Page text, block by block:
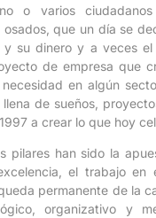
o varios
que un día se
su dinero y a veces el
de empresa que
necesidad en algún
de sueños,
a crear lo que hoy
pilares han sido la
el trabajo en
permanente de la
organizativo y